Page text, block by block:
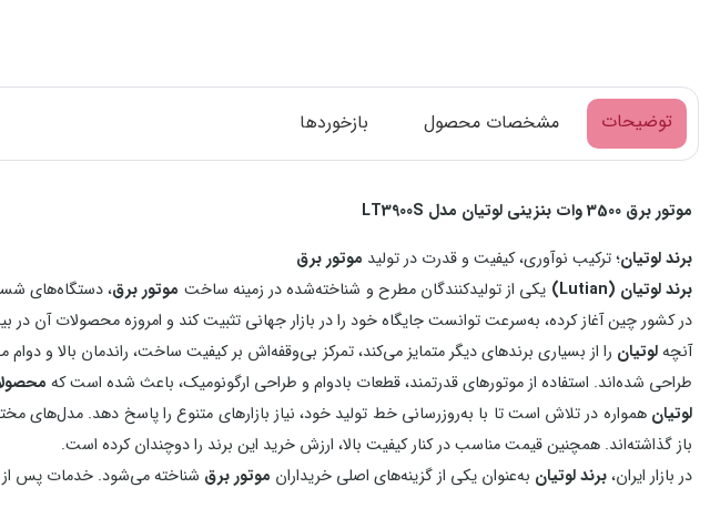
توضیحات مشخصات محصول بازخوردها
موتور برق 3500 وات بنزینی لوتیان مدل LT3900S
برند لوتیان؛ ترکیب نوآوری، کیفیت و قدرت در تولید موتور برق
برند لوتیان (Lutian)
یکی از تولیدکنندگان مطرح و شناخته‌شده در زمینه ساخت موتور برق، دستگاه‌های
در کشور چین آغاز کرده، به‌سرعت توانست جایگاه خود را در بازار جهانی تثبیت کند و امروزه محصولات آن در بیش از 100 کشور دنیا از جمله ایران مورد استفاده قرار
آنچهلوتیان را از بسیاری برندهای دیگر متمایز می‌کند، تمرکز بی‌وقفه‌اش بر کیفیت ساخت، راندمان بالا و
طراحی شده‌اند. استفاده از موتورهای قدرتمند، قطعات بادوام و طراحی ارگونومیک، باعث شده است که
لوتیان همواره در تلاش است تا با به‌روزرسانی خط تولید خود، نیاز بازارهای متنوع را پاسخ دهد. مدل‌های
باز گذاشته‌اند. همچنین قیمت مناسب در کنار کیفیت بالا، ارزش خرید این برند را دوچندان کرده است.
در بازار ایران،برند لوتیان به‌عنوان یکی از گزینه‌های اصلی خریداران موتور برق شناخته می‌شود. خدمات پس از